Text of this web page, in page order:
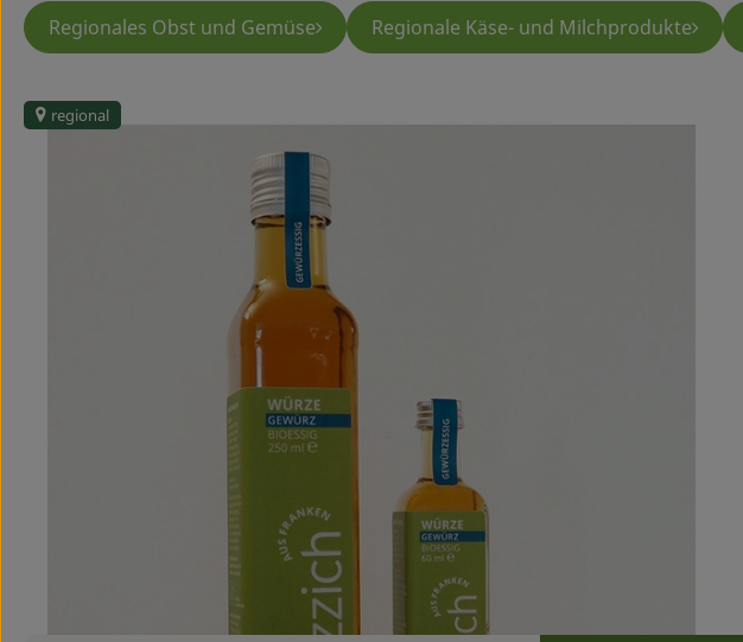
Regionales Obst und Gemüse Regionale Käse- und Milchprodukte
regional